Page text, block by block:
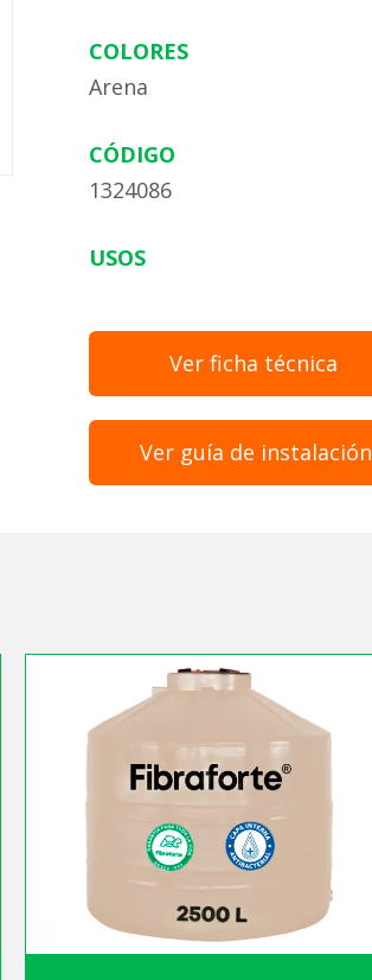
COLORES
Arena
CÓDIGO
1324086
USOS
Ver ficha técnica
Ver guía de instalación